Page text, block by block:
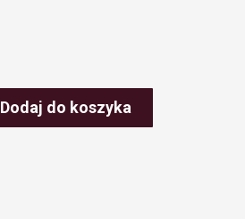
Dodaj do koszyka